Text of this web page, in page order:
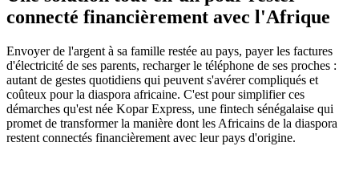
connecté financièrement avec l'Afrique
Envoyer de l'argent à sa famille restée au pays, payer les factures
d'électricité de ses parents, recharger le téléphone de ses proches :
autant de gestes quotidiens qui peuvent s'avérer compliqués et
coûteux pour la diaspora africaine. C'est pour simplifier ces
démarches qu'est née Kopar Express, une fintech sénégalaise qui
promet de transformer la manière dont les Africains de la diaspora
restent connectés financièrement avec leur pays d'origine.